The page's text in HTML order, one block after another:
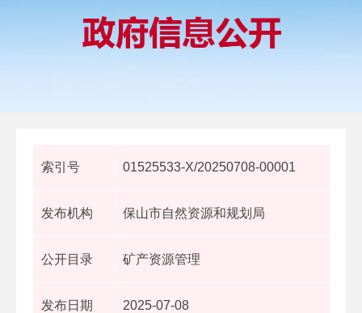
索引号 01525533-X/20250708-00001
发布机构 保山市自然资源和规划局
公开目录 矿产资源管理
发布日期 2025-07-08